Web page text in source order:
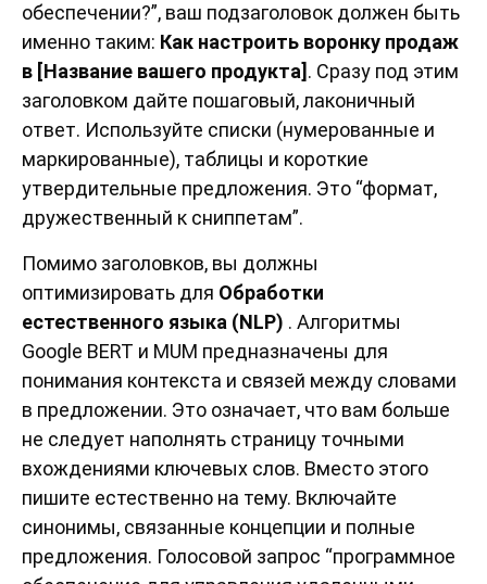
обеспечении?”, ваш подзаголовок должен быть
именно таким: Как настроить воронку продаж
в [Название вашего продукта] . Сразу под этим
заголовком дайте пошаговый, лаконичный
ответ. Используйте списки (нумерованные и
маркированные), таблицы и короткие
утвердительные предложения. Это “формат,
дружественный к сниппетам”.
Помимо заголовков, вы должны
оптимизировать для Обработки
естественного языка (NLP) . Алгоритмы
Google BERT и MUM предназначены для
понимания контекста и связей между словами
в предложении. Это означает, что вам больше
не следует наполнять страницу точными
вхождениями ключевых слов. Вместо этого
пишите естественно на тему. Включайте
синонимы, связанные концепции и полные
предложения. Голосовой запрос “программное